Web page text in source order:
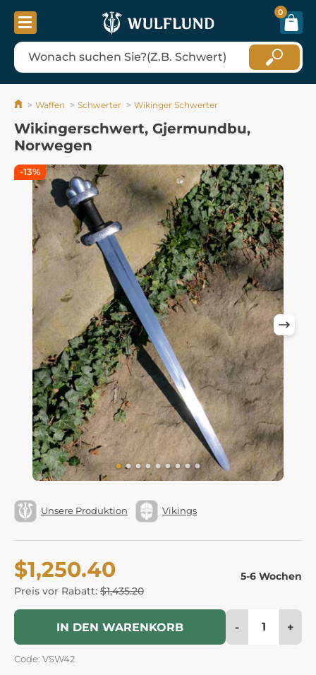
0
Waffen Schwerter Wikinger Schwerter
Wikingerschwert, Gjermundbu,
Norwegen
Unsere Produktion Vikings
$1,250.40
Preis vor Rabatt: $1,435.20
5-6 Wochen
IN DEN WARENKORB - +
Code: VSW42
-13%